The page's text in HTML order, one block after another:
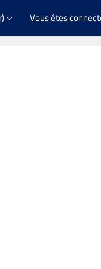
Vous êtes